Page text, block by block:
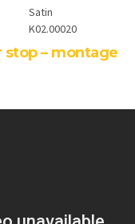
Satin
K02.00020
– montage